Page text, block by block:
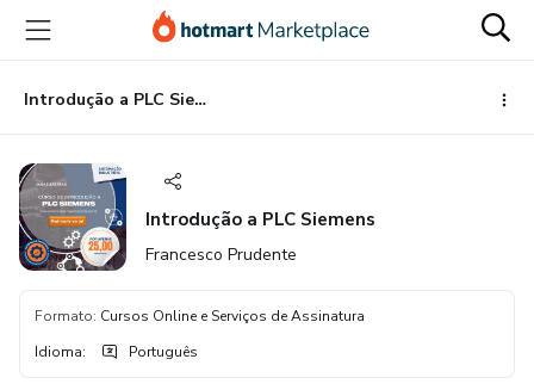
para
conteúdo
principal
para
pagamento
para
rodapé
Introdução a PLC Siemens
Introdução a PLC Siemens
Francesco Prudente
Formato: Cursos Online e Serviços de Assinatura
Idioma: Português